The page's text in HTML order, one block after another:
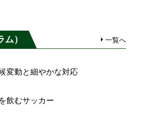
） 一覧へ
変動と細やかな対応
飲むサッカー